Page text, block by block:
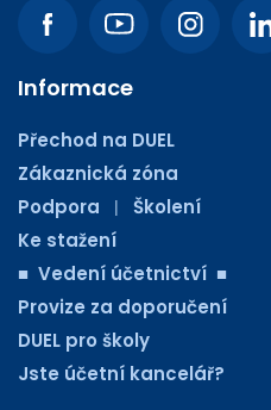
Informace
Přechod na DUEL
Zákaznická zóna
Podpora
| Školení
Ke stažení
■ Vedení účetnictví ■
Provize za doporučení
DUEL pro školy
Jste účetní kancelář?